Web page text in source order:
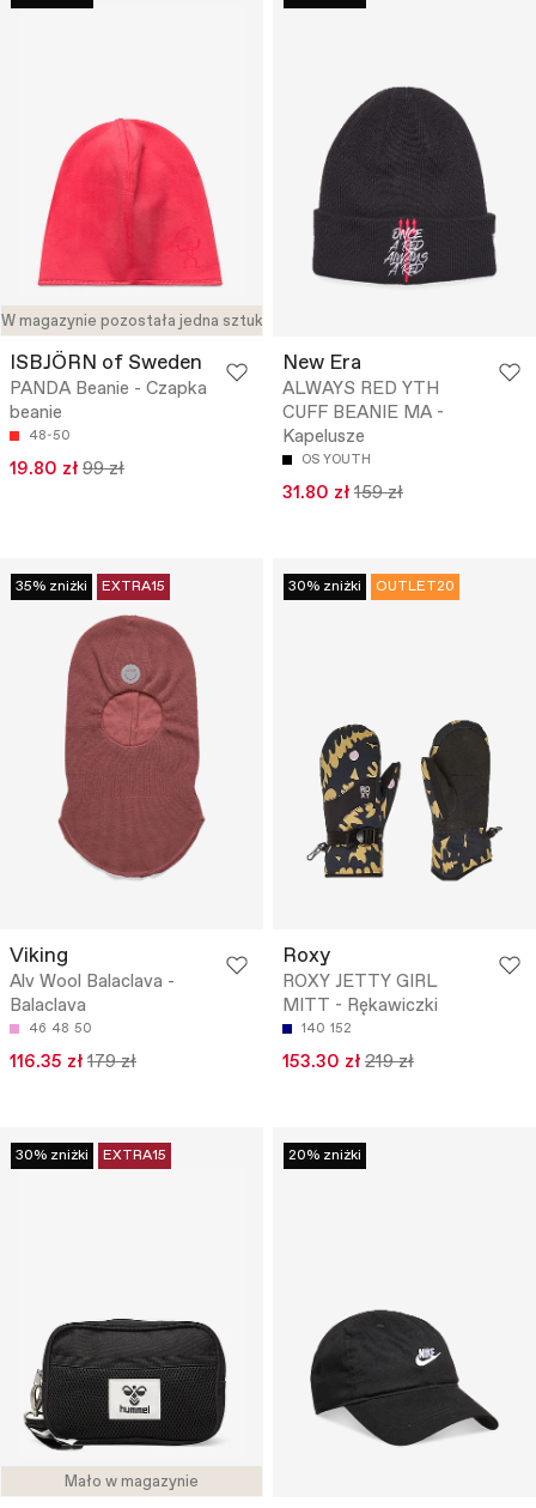
W magazynie pozostała jedna sztuka
ISBJÖRN of Sweden
PANDA Beanie - Czapka
beanie
48-50
19.80 zł 99 zł
New Era
ALWAYS RED YTH
CUFF BEANIE MA -
Kapelusze
OS YOUTH
31.80 zł 159 zł
35% zniżki EXTRA15
Viking
Alv Wool Balaclava -
Balaclava
46 48 50
116.35 zł 179 zł
30% zniżki OUTLET20
Roxy
ROXY JETTY GIRL
MITT - Rękawiczki
140 152
153.30 zł 219 zł
Mało w magazynie
30% zniżki EXTRA15 20% zniżki